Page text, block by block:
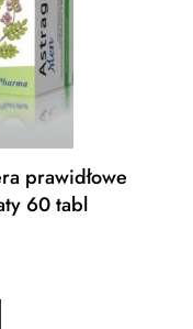
prawidłowe
60 tabl